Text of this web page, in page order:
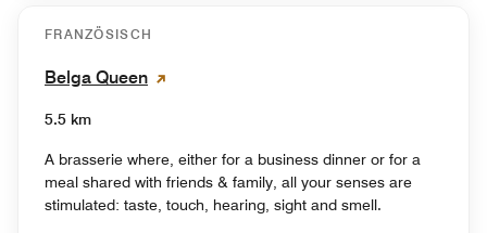
FRANZÖSISCH
Belga Queen
5.5 km
A brasserie where, either for a business dinner or for a
meal shared with friends & family, all your senses are
stimulated: taste, touch, hearing, sight and smell.